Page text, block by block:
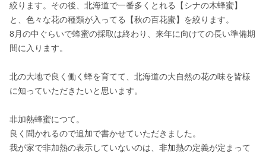
絞ります。その後、北海道で一番多くとれる【シナの木蜂蜜】
と、色々な花の種類が入ってる【秋の百花蜜】を絞ります。
8月の中ぐらいで蜂蜜の採取は終わり、来年に向けての長い準備期
間に入ります。
北の大地で良く働く蜂を育てて、北海道の大自然の花の味を皆様
に知っていただきたいと思います。
非加熱蜂蜜につて。
良く聞かれるので追加で書かせていただきました。
我が家で非加熱の表示していないのは、非加熱の定義が定まって